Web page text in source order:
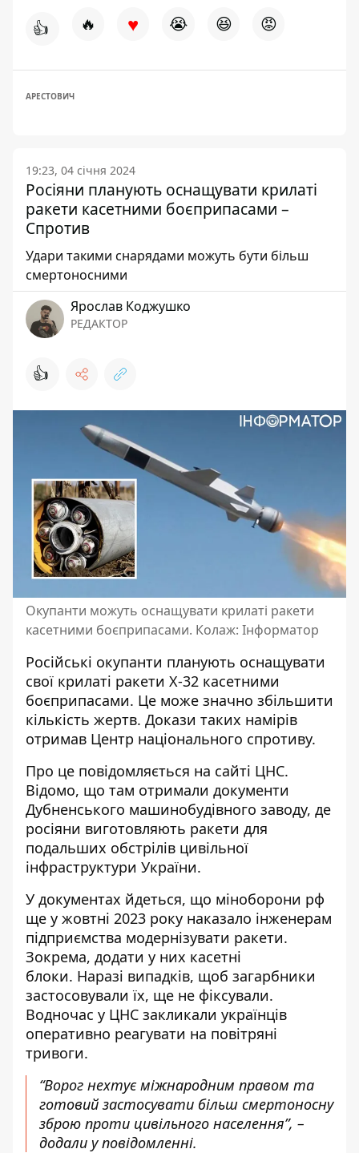
👍 🔥 ♥ 😭 😆 😡
АРЕСТОВИЧ
19:23, 04 січня 2024
Росіяни планують оснащувати крилаті
ракети касетними боєприпасами –
Спротив
Удари такими снарядами можуть бути більш
смертоносними
Ярослав Коджушко
РЕДАКТОР
👍
Окупанти можуть оснащувати крилаті ракети
касетними боєприпасами. Колаж: Інформатор
Російські окупанти планують оснащувати
свої крилаті ракети Х-32 касетними
боєприпасами. Це може значно збільшити
кількість жертв. Докази таких намірів
отримав Центр національного спротиву.
Про це повідомляється на сайті ЦНС.
Відомо, що там отримали документи
Дубненського машинобудівного заводу, де
росіяни виготовляють ракети для
подальших обстрілів цивільної
інфраструктури України.
У документах йдеться, що міноборони рф
ще у жовтні 2023 року наказало інженерам
підприємства модернізувати ракети.
Зокрема, додати у них касетні
блоки. Наразі випадків, щоб загарбники
застосовували їх, ще не фіксували.
Водночас у ЦНС закликали українців
оперативно реагувати на повітряні
тривоги.
“Ворог нехтує міжнародним правом та
готовий застосувати більш смертоносну
зброю проти цивільного населення”, –
додали у повідомленні.